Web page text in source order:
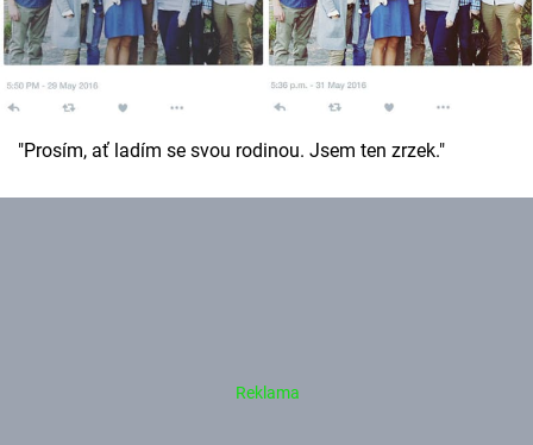
"Prosím, ať ladím se svou rodinou. Jsem ten zrzek."